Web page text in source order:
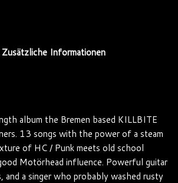
Zusätzliche Informationen
album the Bremen based KILLBITE
13 songs with the power of a steam
of HC / Punk meets old school
Motörhead influence. Powerful guitar
and a singer who probably washed rusty